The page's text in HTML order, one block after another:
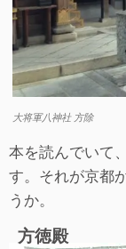
大将軍八神社 方除
本を読んでいて
す。それが京都
うか。
方徳殿